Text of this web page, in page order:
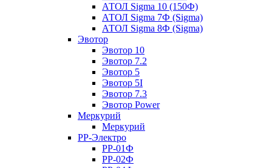
АТОЛ Sigma 10 (150Ф)
АТОЛ Sigma 7Ф (Sigma)
АТОЛ Sigma 8Ф (Sigma)
Эвотор
Эвотор 10
Эвотор 7.2
Эвотор 5
Эвотор 5I
Эвотор 7.3
Эвотор Power
Меркурий
Меркурий
РР-Электро
РР-01Ф
РР-02Ф